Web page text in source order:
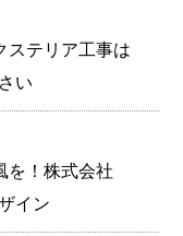
ステリア工事は
い
を！株式会社
イン